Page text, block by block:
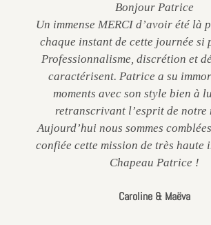
Bonjour Patrice
Un immense MERCI d’avoir été là
chaque instant de cette journée si
Professionnalisme, discrétion et
caractérisent. Patrice a su
moments avec son style bien à
retranscrivant l’esprit de notre
Aujourd’hui nous sommes
confiée cette mission de très
Chapeau Patrice !
Caroline & Maëva